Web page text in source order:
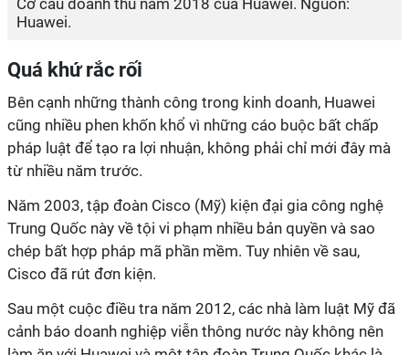
Cơ cấu doanh thu năm 2018 của Huawei. Nguồn:
Huawei.
Quá khứ rắc rối
Bên cạnh những thành công trong kinh doanh, Huawei
cũng nhiều phen khốn khổ vì những cáo buộc bất chấp
pháp luật để tạo ra lợi nhuận, không phải chỉ mới đây mà
từ nhiều năm trước.
Năm 2003, tập đoàn Cisco (Mỹ) kiện đại gia công nghệ
Trung Quốc này về tội vi phạm nhiều bản quyền và sao
chép bất hợp pháp mã phần mềm. Tuy nhiên về sau,
Cisco đã rút đơn kiện.
Sau một cuộc điều tra năm 2012, các nhà làm luật Mỹ đã
cảnh báo doanh nghiệp viễn thông nước này không nên